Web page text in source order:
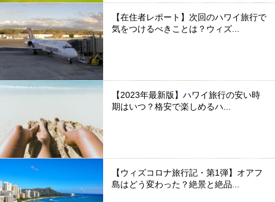
【在住者レポート】次回のハワイ旅行で
気をつけるべきことは？ウィズ...
【2023年最新版】ハワイ旅行の安い時
期はいつ？格安で楽しめるハ...
【ウィズコロナ旅行記・第1弾】オアフ
島はどう変わった？絶景と絶品...